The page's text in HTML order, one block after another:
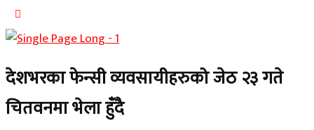
देशभरका फेन्सी व्यवसायीहरुको जेठ २३ गते
चितवनमा भेला हुँदै